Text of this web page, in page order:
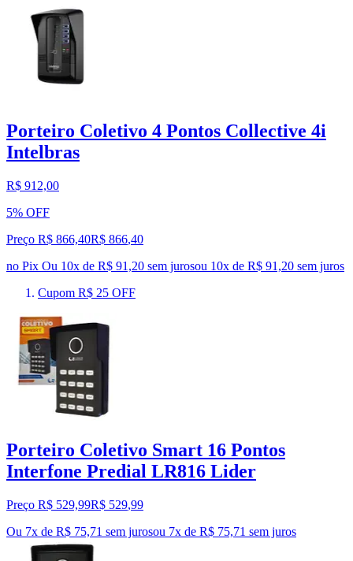
Porteiro Coletivo 4 Pontos Collective 4i
Intelbras
R$ 912,00
5% OFF
Preço R$ 866,40R$ 866,40
no Pix Ou 10x de R$ 91,20 sem jurosou 10x de R$ 91,20 sem juros
Cupom R$ 25 OFF
Porteiro Coletivo Smart 16 Pontos
Interfone Predial LR816 Lider
Preço R$ 529,99R$ 529,99
Ou 7x de R$ 75,71 sem jurosou 7x de R$ 75,71 sem juros